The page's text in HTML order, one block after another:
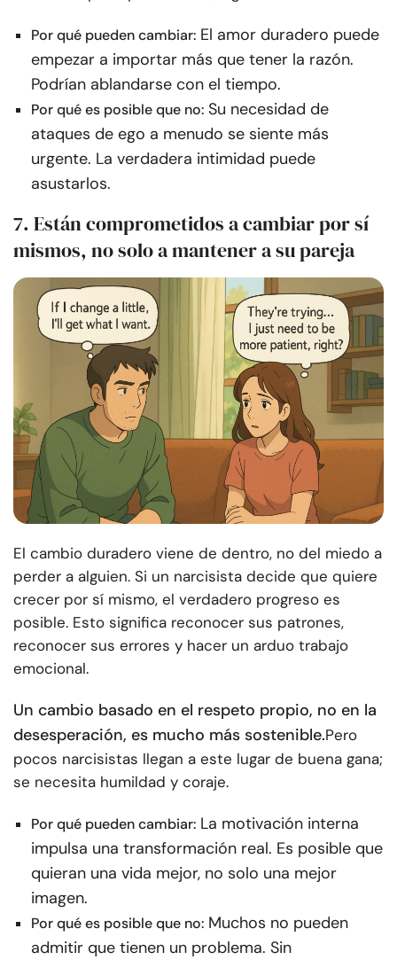
Por qué pueden cambiar: El amor duradero puede
empezar a importar más que tener la razón.
Podrían ablandarse con el tiempo.
Por qué es posible que no: Su necesidad de
ataques de ego a menudo se siente más
urgente. La verdadera intimidad puede
asustarlos.
7. Están comprometidos a cambiar por sí
mismos, no solo a mantener a su pareja
El cambio duradero viene de dentro, no del miedo a
perder a alguien. Si un narcisista decide que quiere
crecer por sí mismo, el verdadero progreso es
posible. Esto significa reconocer sus patrones,
reconocer sus errores y hacer un arduo trabajo
emocional.
Un cambio basado en el respeto propio, no en la
desesperación, es mucho más sostenible.Pero
pocos narcisistas llegan a este lugar de buena gana;
se necesita humildad y coraje.
Por qué pueden cambiar: La motivación interna
impulsa una transformación real. Es posible que
quieran una vida mejor, no solo una mejor
imagen.
Por qué es posible que no: Muchos no pueden
admitir que tienen un problema. Sin